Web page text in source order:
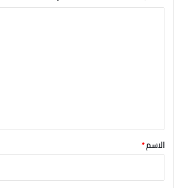
*
الاسم*